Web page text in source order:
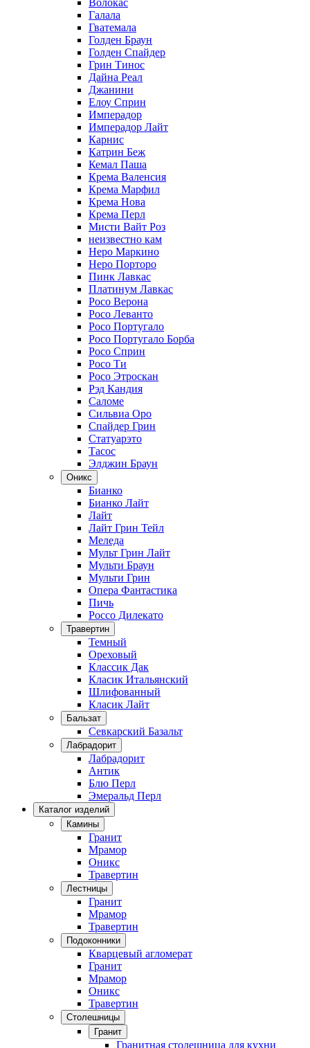
Волокас
Галала
Гватемала
Голден Браун
Голден Спайдер
Грин Тинос
Дайна Реал
Джанини
Елоу Сприн
Имперадор
Имперадор Лайт
Карнис
Катрин Беж
Кемал Паша
Крема Валенсия
Крема Марфил
Крема Нова
Крема Перл
Мисти Вайт Роз
неизвестно кам
Неро Маркино
Неро Порторо
Пинк Лавкаc
Платинум Лавкас
Росо Верона
Росо Леванто
Росо Португало
Росо Португало Борба
Росо Сприн
Росо Ти
Росо Этроскан
Рэд Кандия
Саломе
Сильвиа Оро
Спайдер Грин
Статуарэто
Тасос
Элджин Браун
Оникс
Бианко
Бианко Лайт
Лайт
Лайт Грин Тейл
Меледа
Мульт Грин Лайт
Мульти Браун
Мульти Грин
Опера Фантастика
Пичь
Россо Дилекато
Травертин
Темный
Ореховый
Классик Дак
Класик Итальянский
Шлифованный
Класик Лайт
Бальзат
Севкарский Базальт
Лабрадорит
Лабрадорит
Антик
Блю Перл
Эмеральд Перл
Каталог изделий
Камины
Гранит
Мрамор
Оникс
Травертин
Лестницы
Гранит
Мрамор
Травертин
Подоконники
Кварцевый агломерат
Гранит
Мрамор
Оникс
Травертин
Столешницы
Гранит
Гранитная столешница для кухни